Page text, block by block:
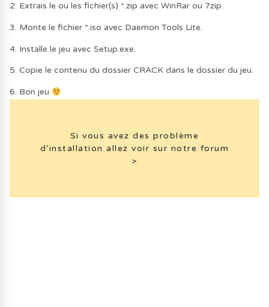
2. Extrais le ou les fichier(s) *.zip avec WinRar ou 7zip.
3. Monte le fichier *.iso avec Daemon Tools Lite.
4. Installe le jeu avec Setup.exe.
5. Copie le contenu du dossier CRACK dans le dossier du jeu.
6. Bon jeu
Si vous avez des problème
d’installation allez voir sur notre forum
>